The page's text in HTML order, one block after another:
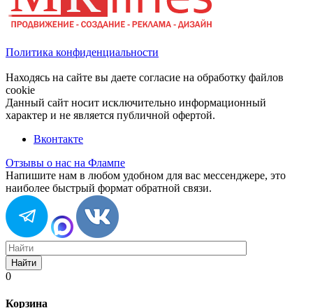
Политика конфиденциальности
Находясь на сайте вы даете согласие на обработку файлов
cookie
Данный сайт носит исключительно информационный
характер и не является публичной офертой.
Вконтакте
Отзывы о нас на Флампе
Напишите нам в любом удобном для вас мессенджере, это
наиболее быстрый формат обратной связи.
Найти
0
Корзина